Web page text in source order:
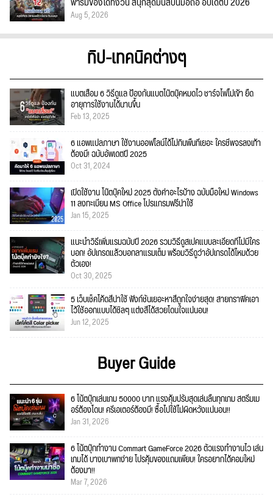
Aug 5, 2026
ทิป-เทคนิคต่างๆ
แบตเสื่อม 6 วิธีดูแล ป้องกันแบตโน๊ตบุ๊คหมดไว ชาร์จไฟไม่เข้า ยืด
อายุการใช้งานได้นานขึ้น
Feb 13, 2025
6 แอพแปลภาษา ใช้งานออฟไลน์ได้ไม่กินพื้นที่เยอะ ใครชีพจรลงเท้า
ต้องมี! ฉบับอัพเดตปี 2025
Oct 31, 2024
เปิดใช้งาน โน๊ตบุ๊คใหม่ 2025 ตั้งค่าอะไรบ้าง ฉบับมือใหม่ Windows
11 ลงทะเบียน MS Office โปรแกรมฟรีน่าใช้
Jan 15, 2025
แนะนำวิธีเพิ่มแรมฉบับปี 2026 รวมวิธีดูสเปคแบบละเอียดที่ไม่มีใคร
บอก! อัปเกรดแล้วบอกลาแรมเต็ม พร้อมวิธีดูว่าอัปเกรดได้ไหมด้วย
ตัวเอง!
Oct 30, 2025
5 เว็บเช็คโค้ดสีน่าใช้ ฟังก์ชั่นเยอะหาสีถูกใจง่ายสุด! สายกราฟิคเอา
ไว้ใช้ออกแบบได้ชิลๆ แต่งสีได้สวยโดนใจแน่นอน!
Jun 12, 2025
Buyer Guide
6 โน้ตบุ๊กเล่นเกม 50000 บาท แรงคุ้มปรับสุดเล่นลื่นทุกเกม สตรีมเม
อร์ต้องโดน! ครีเอเตอร์ต้องมี! ซื้อไปใช้ไม่ผิดหวังแน่นอน!!
Jan 31, 2026
6 โน้ตบุ๊กทำงาน Commart GameForce 2026 ตัวแรงทำงานไว เล่น
เกมได้ บางเบาพกง่าย โปรคุ้มของแถมเพียบ! ใครอยากได้คอมใหม่
ต้องมา!!
Mar 7, 2026